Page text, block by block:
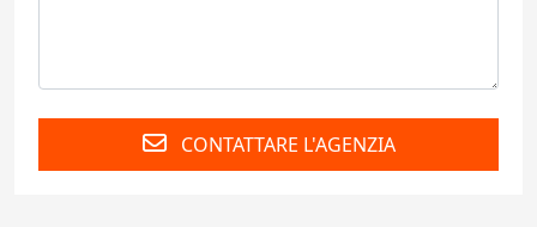
CONTATTARE L'AGENZIA